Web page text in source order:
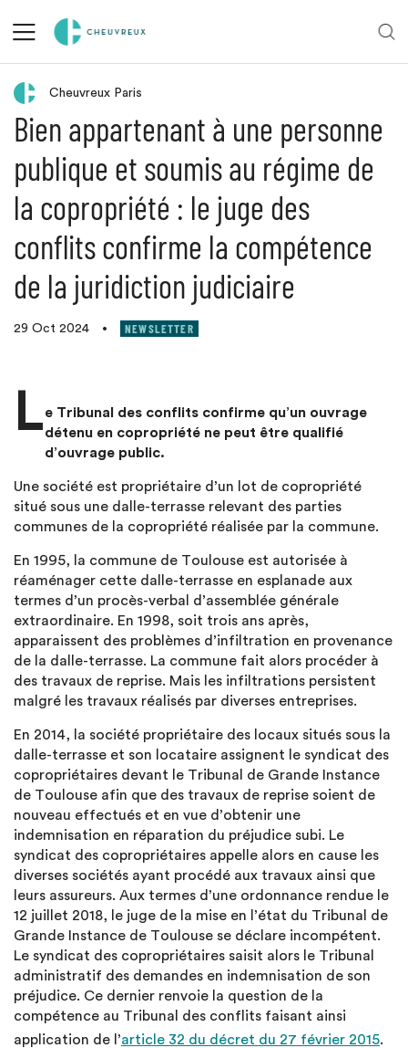
Retour aux actualités
Cheuvreux Paris
Bien appartenant à une personne
publique et soumis au régime de
la copropriété : le juge des
conflits confirme la compétence
de la juridiction judiciaire
29 Oct 2024 • NEWSLETTER
Le Tribunal des conflits confirme qu’un ouvrage
détenu en copropriété ne peut être qualifié
d’ouvrage public.
Une société est propriétaire d’un lot de copropriété
situé sous une dalle-terrasse relevant des parties
communes de la copropriété réalisée par la commune.
En 1995, la commune de Toulouse est autorisée à
réaménager cette dalle-terrasse en esplanade aux
termes d’un procès-verbal d’assemblée générale
extraordinaire. En 1998, soit trois ans après,
apparaissent des problèmes d’infiltration en provenance
de la dalle-terrasse. La commune fait alors procéder à
des travaux de reprise. Mais les infiltrations persistent
malgré les travaux réalisés par diverses entreprises.
En 2014, la société propriétaire des locaux situés sous la
dalle-terrasse et son locataire assignent le syndicat des
copropriétaires devant le Tribunal de Grande Instance
de Toulouse afin que des travaux de reprise soient de
nouveau effectués et en vue d’obtenir une
indemnisation en réparation du préjudice subi. Le
syndicat des copropriétaires appelle alors en cause les
diverses sociétés ayant procédé aux travaux ainsi que
leurs assureurs. Aux termes d’une ordonnance rendue le
12 juillet 2018, le juge de la mise en l’état du Tribunal de
Grande Instance de Toulouse se déclare incompétent.
Le syndicat des copropriétaires saisit alors le Tribunal
administratif des demandes en indemnisation de son
préjudice. Ce dernier renvoie la question de la
compétence au Tribunal des conflits faisant ainsi
application de l’article 32 du décret du 27 février 2015.